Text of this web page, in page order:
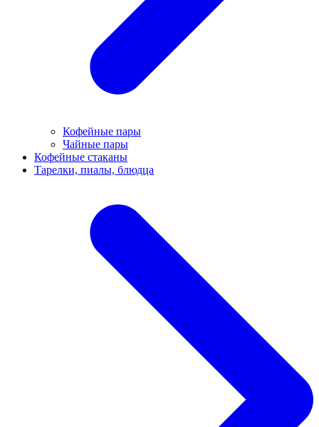
Кофейные пары
Чайные пары
Кофейные стаканы
Тарелки, пиалы, блюдца